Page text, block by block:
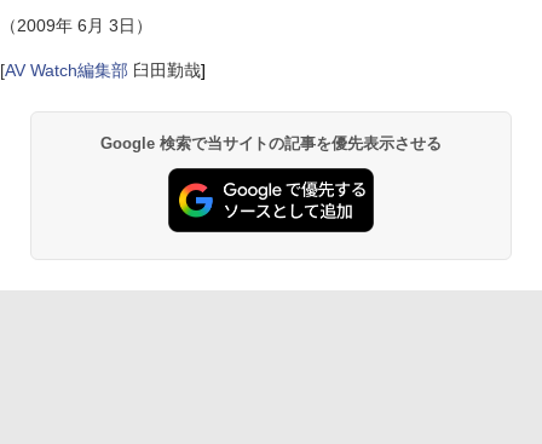
（2009年 6月 3日）
[AV Watch編集部 臼田勤哉]
Google 検索で当サイトの記事を優先表示させる